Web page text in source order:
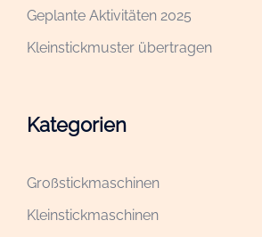
Geplante Aktivitäten 2025
Kleinstickmuster übertragen
Kategorien
Großstickmaschinen
Kleinstickmaschinen